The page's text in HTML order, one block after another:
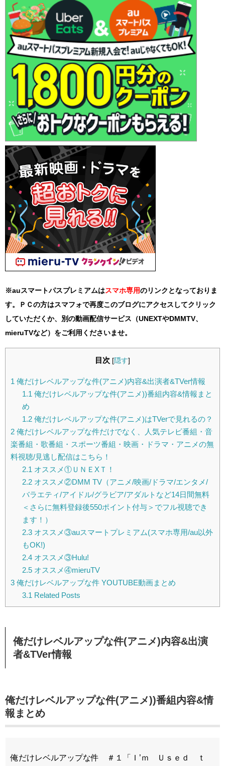
※auスマートパスプレミアムはスマホ専用のリンクとなっておりま
す。ＰＣの方はスマフォで再度このブログにアクセスしてクリック
していただくか、別の動画配信サービス（UNEXTやDMMTV、
mieruTVなど）をご利用くださいませ。
目次 [隠す]
1 俺だけレベルアップな件(アニメ)内容&出演者&TVer情報
1.1 俺だけレベルアップな件(アニメ))番組内容&情報まと
め
1.2俺だけレベルアップな件(アニメ)はTVerで見れるの？
2 俺だけレベルアップな件だけでなく、人気テレビ番組・音
楽番組・歌番組・スポーツ番組・映画・ドラマ・アニメの無
料視聴/見逃し配信はこちら！
2.1 オススメ①ＵＮＥXＴ！
2.2オススメ②DMM TV（アニメ/映画/ドラマ/エンタメ/
バラエティ/アイドル/グラビア/アダルトなど14日間無料
＜さらに無料登録後550ポイント付与＞でフル視聴でき
ます！）
2.3オススメ③auスマートプレミアム(スマホ専用/au以外
もOK!)
2.4オススメ③Hulu!
2.5オススメ④mieruTV
3 俺だけレベルアップな件 YOUTUBE動画まとめ
3.1 Related Posts
俺だけレベルアップな件(アニメ)内容&出演
者&TVer情報
俺だけレベルアップな件(アニメ))番組内容&情
報まとめ
俺だけレベルアップな件 ＃１「Ｉ’ｍ Ｕｓｅｄ ｔ